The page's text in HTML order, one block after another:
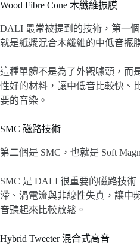
Wood Fibre Cone 木纖維振膜
DALI 最常被提到的技術，第一個
就是紙漿混合木纖維的中低音振
這種單體不是為了外觀噱頭，而
性好的材料，讓中低音比較快、
要的音染。
SMC 磁路技術
第二個是 SMC，也就是 Soft
SMC 是 DALI 很重要的磁路技
滯、渦電流與非線性失真，讓中
音聽起來比較放鬆。
Hybrid Tweeter 混合式高音